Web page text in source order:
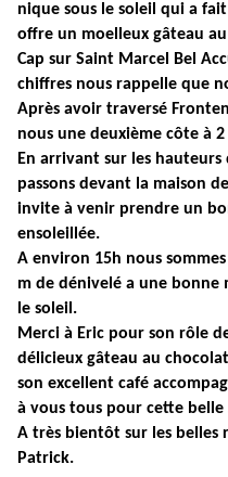
nique sous le soleil qui a
offre un moelleux gâteau
Cap sur Saint Marcel Bel
chiffres nous rappelle que
Après avoir traversé
nous une deuxième côte à
En arrivant sur les
passons devant la maison
invite à venir prendre un
ensoleillée.
A environ 15h nous
m de dénivelé a une bonne
le soleil.
Merci à Eric pour son rôle
délicieux gâteau au
son excellent café
à vous tous pour cette
A très bientôt sur les belles
Patrick.